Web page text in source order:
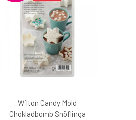
Wilton Candy Mold
Chokladbomb Snöflinga